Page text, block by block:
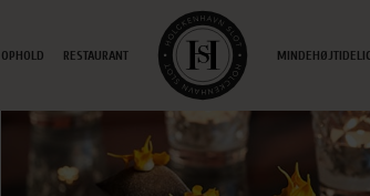
OPHOLD RESTAURANT